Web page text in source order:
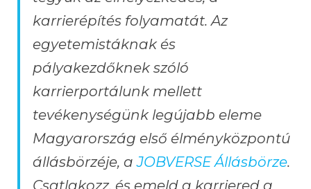
karrierépítés folyamatát. Az
egyetemistáknak és
pályakezdőknek szóló
karrierportálunk mellett
tevékenységünk legújabb eleme
Magyarország első élményközpontú
állásbörzéje, aJOBVERSE Állásbörze.
Csatlakozz, és emeld a karriered a